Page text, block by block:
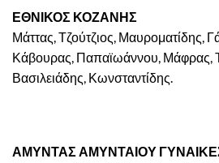
ΕΘΝΙΚΟΣ ΚΟΖΑΝΗΣ
Μάττας, Τζούτζιος, Μαυροματίδης,
Κάβουρας, Παπαϊωάννου, Μάφρας,
Βασιλειάδης, Κωνσταντίδης.
ΑΜΥΝΤΑΣ ΑΜΥΝΤΑΙΟΥ